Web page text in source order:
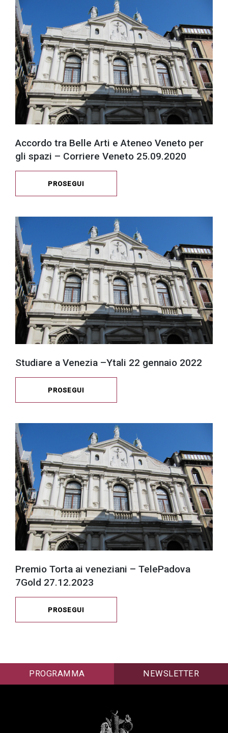
Accordo tra Belle Arti e Ateneo Veneto per
gli spazi – Corriere Veneto 25.09.2020
PROSEGUI
Studiare a Venezia –Ytali 22 gennaio 2022
PROSEGUI
Premio Torta ai veneziani – TelePadova
7Gold 27.12.2023
PROSEGUI
PROGRAMMA NEWSLETTER